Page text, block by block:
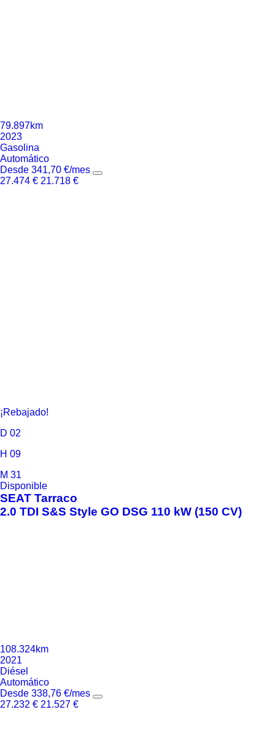
79.897km
2023
Gasolina
Automático
Desde 341,70 €/mes
27.474 € 21.718 €
¡Rebajado!
D 02
H 09
M 31
Disponible
SEAT Tarraco
2.0 TDI S&S Style GO DSG 110 kW (150 CV)
108.324km
2021
Diésel
Automático
Desde 338,76 €/mes
27.232 € 21.527 €